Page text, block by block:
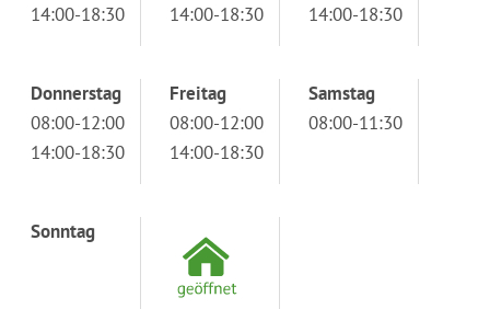
14:00-18:30
14:00-18:30
14:00-18:30
Donnerstag
08:00-12:00
14:00-18:30
Freitag
08:00-12:00
14:00-18:30
Samstag
08:00-11:30
Sonntag